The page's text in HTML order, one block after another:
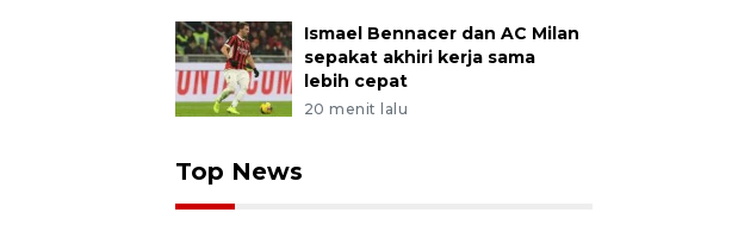
Ismael Bennacer dan AC Milan
sepakat akhiri kerja sama
lebih cepat
20 menit lalu
Top News